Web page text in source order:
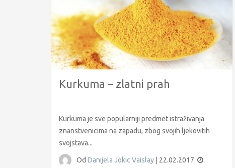
Kurkuma – zlatni prah
Kurkuma je sve popularniji predmet istraživanja
znanstvenicima na zapadu, zbog svojih ljekovitih
svojstava...
Od Danijela Jokic Vaislay 22.02.2017.